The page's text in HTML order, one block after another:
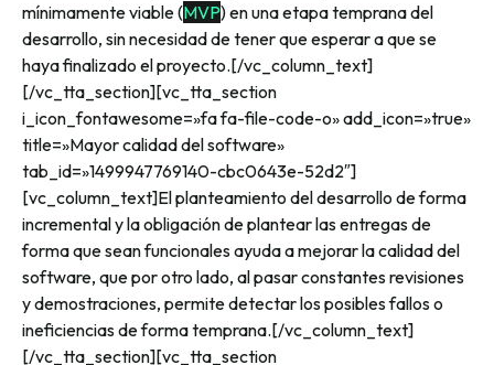
mínimamente viable (MVP) en una etapa temprana del
desarrollo, sin necesidad de tener que esperar a que se
haya finalizado el proyecto.[/vc_column_text]
[/vc_tta_section][vc_tta_section
i_icon_fontawesome=»fa fa-file-code-o» add_icon=»true»
title=»Mayor calidad del software»
tab_id=»1499947769140-cbc0643e-52d2″]
[vc_column_text]El planteamiento del desarrollo de forma
incremental y la obligación de plantear las entregas de
forma que sean funcionales ayuda a mejorar la calidad del
software, que por otro lado, al pasar constantes revisiones
y demostraciones, permite detectar los posibles fallos o
ineficiencias de forma temprana.[/vc_column_text]
[/vc_tta_section][vc_tta_section